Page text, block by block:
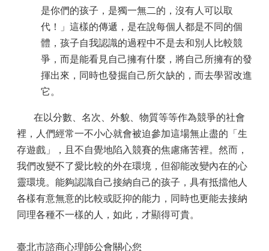
是你們的孩子，是獨一無二的，沒有人可以取
代！」這樣的傳遞，是在說每個人都是不同的個
體，孩子自我認識的過程中不是去和別人比較競
爭，而是能看見自己擁有什麼，將自己所擁有的發
揮出來，同時也發掘自己所欠缺的，而去學習改進
它。
在以分數、名次、外貌、物質等等作為競爭的社會
裡，人們經常一不小心就會被迫參加這場無止盡的「生
存遊戲」，且不自覺地陷入競賽的焦慮痛苦裡。然而，
我們改變不了愛比較的外在環境，但卻能改變內在的心
靈環境。能夠認識自己接納自己的孩子，具有抵擋他人
各樣有意無意的比較或貶抑的能力，同時也更能去接納
同理各種不一樣的人，如此，才顯得可貴。
臺北市諮商心理師公會關心您